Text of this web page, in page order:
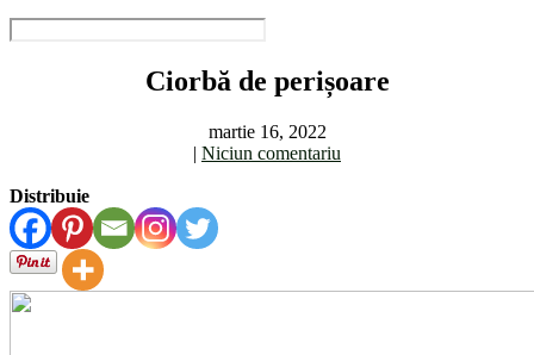
Ciorbă de perișoare
martie 16, 2022
| Niciun comentariu
Distribuie